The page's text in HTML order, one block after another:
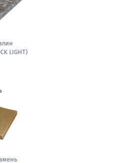
гранитовый
ночь